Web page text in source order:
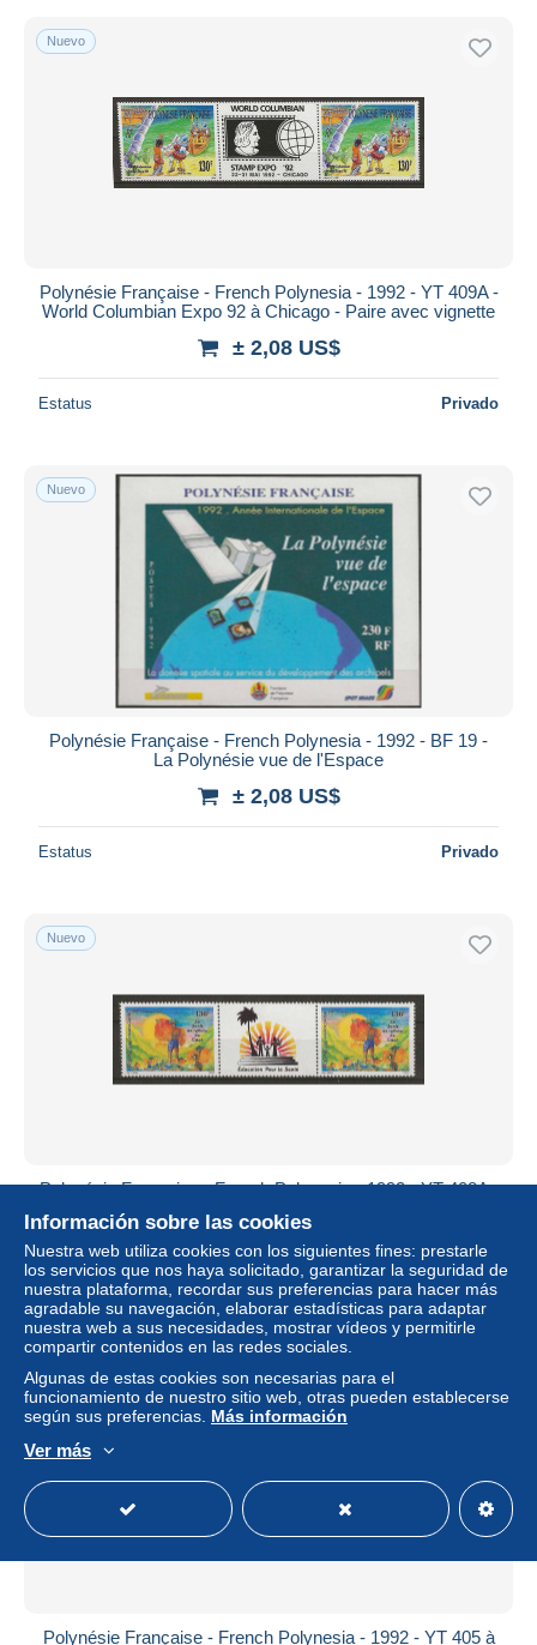
Nuevo
Polynésie Française - French Polynesia - 1992 - YT 409A -
World Columbian Expo 92 à Chicago - Paire avec vignette
± 2,08 US$
Estatus Privado
Nuevo
Polynésie Française - French Polynesia - 1992 - BF 19 -
La Polynésie vue de l'Espace
± 2,08 US$
Estatus Privado
Nuevo
Polynésie Française - French Polynesia - 1992 - YT 408A -
± 2,20 US$
Estatus Privado
Nuevo
Polynésie Française - French Polynesia - 1992 - YT 405 à
Información sobre las cookies
Nuestra web utiliza cookies con los siguientes fines: prestarle
los servicios que nos haya solicitado, garantizar la seguridad de
nuestra plataforma, recordar sus preferencias para hacer más
agradable su navegación, elaborar estadísticas para adaptar
nuestra web a sus necesidades, mostrar vídeos y permitirle
compartir contenidos en las redes sociales.
Algunas de estas cookies son necesarias para el
funcionamiento de nuestro sitio web, otras pueden establecerse
según sus preferencias. Más información
Ver más